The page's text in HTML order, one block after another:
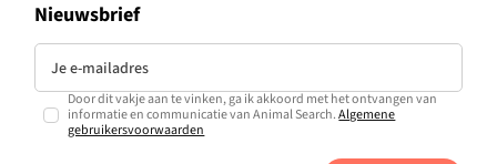
Nieuwsbrief
Door dit vakje aan te vinken, ga ik akkoord met het ontvangen van
informatie en communicatie van Animal Search.Algemene
gebruikersvoorwaarden